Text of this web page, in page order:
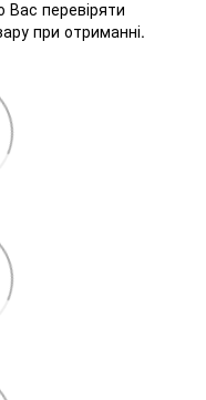
перевіряти
при отриманні.